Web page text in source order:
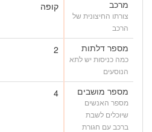
מרכב
צורתו החיצונית של
הרכב
קופה
מספר דלתות
כמה כניסות יש לתא
הנוסעים
2
מספר מושבים
מספר האנשים
שיוכלים לשבת
ברכב עם חגורת
4